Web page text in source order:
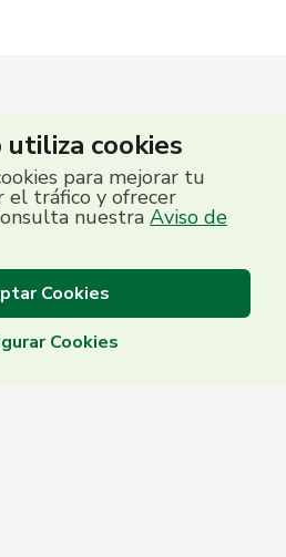
cookies
para mejorar tu
el tráfico y ofrecer
nuestra Aviso de
Cookies
Cookies